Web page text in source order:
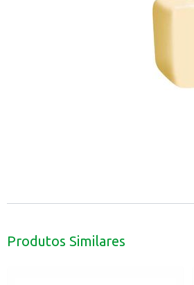
Produtos Similares